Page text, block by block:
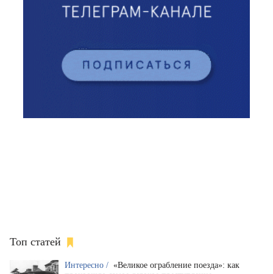
Топ статей
Интересно / «Великое ограбление поезда»: как